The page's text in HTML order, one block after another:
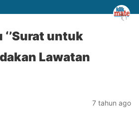
untuk
Lawatan
7 tahun ago